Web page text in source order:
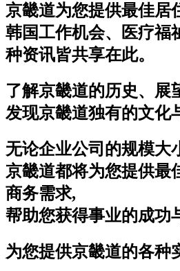
京畿道为您提供最佳居
韩国工作机会、医疗福
种资讯皆共享在此。
了解京畿道的历史、展
发现京畿道独有的文化
无论企业公司的规模大
京畿道都将为您提供最
商务需求,
帮助您获得事业的成功
为您提供京畿道的各种